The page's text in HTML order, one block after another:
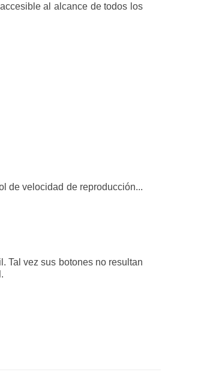
al alcance de todos los
de velocidad de reproducción...
Tal vez sus botones no resultan